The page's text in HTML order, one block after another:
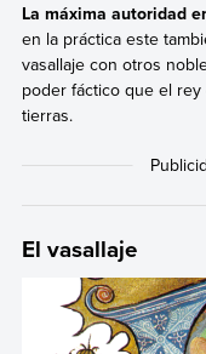
La máxima autoridad
en la práctica este
vasallaje con otros
poder fáctico que el
tierras.
El vasallaje